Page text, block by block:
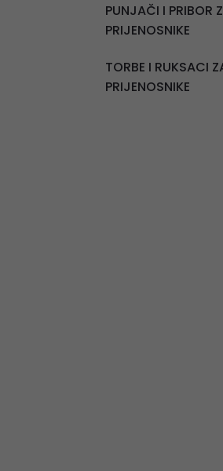
PUNJAČI I PRIBOR
PRIJENOSNIKE
TORBE I RUKSACI
PRIJENOSNIKE